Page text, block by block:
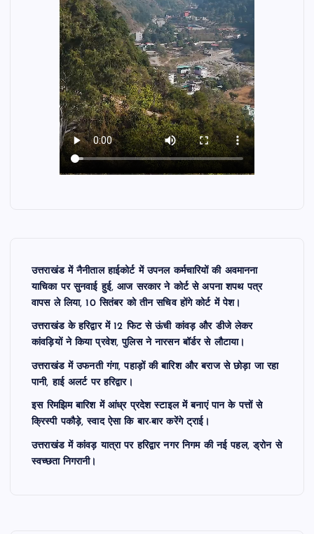
उत्तराखंड में नैनीताल हाईकोर्ट में उपनल कर्मचारियों की अवमानना
याचिका पर सुनवाई हुई, आज सरकार ने कोर्ट से अपना शपथ पत्र
वापस ले लिया, 10 सितंबर को तीन सचिव होंगे कोर्ट में पेश।
उत्तराखंड के हरिद्वार में 12 फिट से ऊंची कांवड़ और डीजे लेकर
कांवड़ियों ने किया प्रवेश, पुलिस ने नारसन बॉर्डर से लौटाया।
उत्तराखंड में उफनती गंगा, पहाड़ों की बारिश और बराज से छोड़ा जा रहा
पानी, हाई अलर्ट पर हरिद्वार।
इस रिमझिम बारिश में आंध्र प्रदेश स्टाइल में बनाएं पान के पत्तों से
क्रिस्पी पकौड़े, स्वाद ऐसा कि बार-बार करेंगे ट्राई।
उत्तराखंड में कांवड़ यात्रा पर हरिद्वार नगर निगम की नई पहल, ड्रोन से
स्वच्छता निगरानी।